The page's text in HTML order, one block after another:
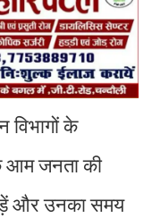
विभागों के
आम जनता की
और उनका समय